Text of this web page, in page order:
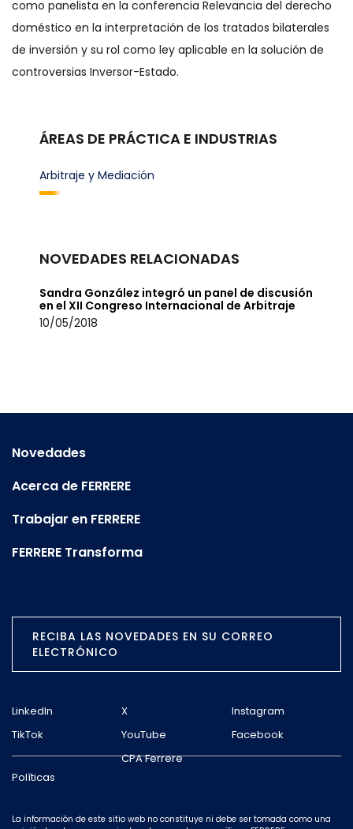
como panelista en la conferencia Relevancia del derecho
doméstico en la interpretación de los tratados bilaterales
de inversión y su rol como ley aplicable en la solución de
controversias Inversor-Estado.
ÁREAS DE PRÁCTICA E INDUSTRIAS
Arbitraje y Mediación
NOVEDADES RELACIONADAS
Sandra González integró un panel de discusión
en el XII Congreso Internacional de Arbitraje
10/05/2018
Novedades
Acerca de FERRERE
Trabajar en FERRERE
FERRERE Transforma
RECIBA LAS NOVEDADES EN SU CORREO
ELECTRÓNICO
LinkedIn X
Instagram
TikTok
YouTube Facebook
Políticas
CPA Ferrere
La información de este sitio web no constituye ni debe ser tomada como una